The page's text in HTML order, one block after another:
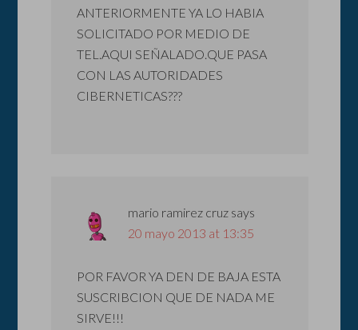
ANTERIORMENTE YA LO HABIA
SOLICITADO POR MEDIO DE
TEL.AQUI SEÑALADO.QUE PASA
CON LAS AUTORIDADES
CIBERNETICAS???
mario ramirez cruz says
20 mayo 2013 at 13:35
POR FAVOR YA DEN DE BAJA ESTA
SUSCRIBCION QUE DE NADA ME
SIRVE!!!